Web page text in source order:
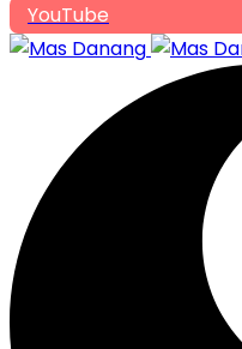
YouTube